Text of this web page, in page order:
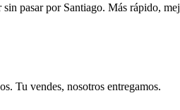
pasar por Santiago. Más rápido,
Tu vendes, nosotros entregamos.